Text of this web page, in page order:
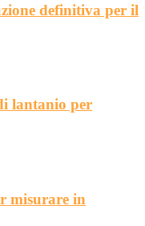
definitiva per il
lantanio per
misurare in